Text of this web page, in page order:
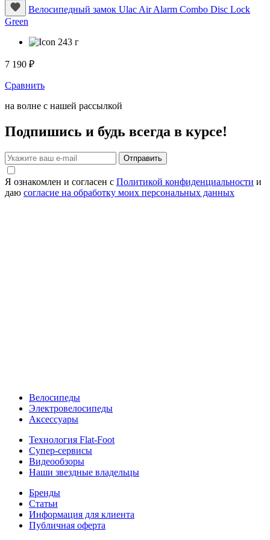
Велосипедный замок Ulac Air Alarm Combo Disc Lock
Green
243 г
7 190 ₽
Сравнить
на волне с нашей рассылкой
Подпишись и будь всегда в курсе!
Отправить
Я ознакомлен и согласен с Политикой конфиденциальности и
даю согласие на обработку моих персональных данных
Велосипеды
Электровелосипеды
Аксессуары
Технология Flat-Foot
Супер-сервисы
Видеообзоры
Наши звездные владельцы
Бренды
Статьи
Информация для клиента
Публичная оферта